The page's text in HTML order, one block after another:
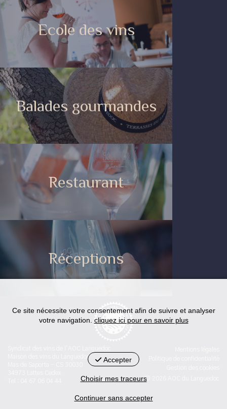
Ecole des vins
Balades gourmandes
Restaurant
Réceptions
Maison des vins du Languedoc
© 2026 AOC du Languedoc
< id="str-pied-mention">L'abus d’alcool est dangereux pour la
Ce site nécessite votre consentement afin de suivre et analyser
votre navigation. cliquez ici pour en savoir plus
Accepter
Choisir mes traceurs
Continuer sans accepter